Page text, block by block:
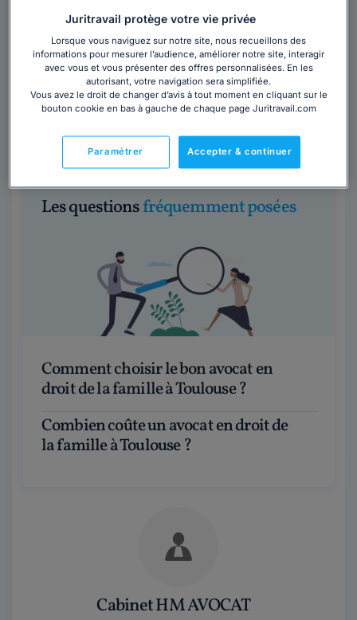
Cabinet JEAN-NOËL CHIBOUST
Haute-Garonne, Toulouse, 31000
Contacter ce cabinet
Les questionsfréquemment posées
Comment choisir le bon avocat en
droit de la famille à Toulouse ?
Combien coûte un avocat en droit de
la famille à Toulouse ?
Cabinet HM AVOCAT
Juritravail protège votre vie privée
Lorsque vous naviguez sur notre site, nous recueillons des
informations pour mesurer l’audience, améliorer notre site, interagir
avec vous et vous présenter des offres personnalisées. En les
autorisant, votre navigation sera simplifiée.
Vous avez le droit de changer d’avis à tout moment en cliquant sur le
bouton cookie en bas à gauche de chaque page Juritravail.com
Accepter & continuer
Paramétrer